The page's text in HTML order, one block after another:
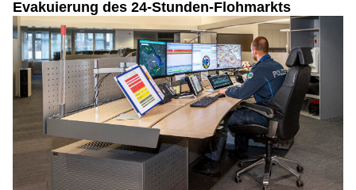
Evakuierung des 24-Stunden-Flohmarkts